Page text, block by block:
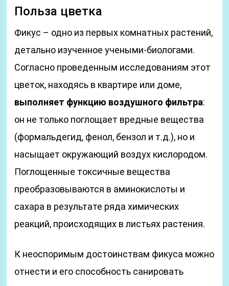
Польза цветка
Фикус – одно из первых комнатных растений,
детально изученное учеными-биологами.
Согласно проведенным исследованиям этот
цветок, находясь в квартире или доме,
выполняет функцию воздушного фильтра:
он не только поглощает вредные вещества
(формальдегид, фенол, бензол и т.д.), но и
насыщает окружающий воздух кислородом.
Поглощенные токсичные вещества
преобразовываются в аминокислоты и
сахара в результате ряда химических
реакций, происходящих в листьях растения.
К неоспоримым достоинствам фикуса можно
отнести и его способность санировать